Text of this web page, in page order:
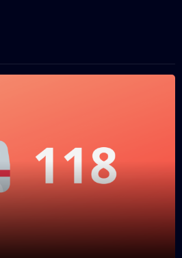
– 216^ Puntata
– 214^ Puntata